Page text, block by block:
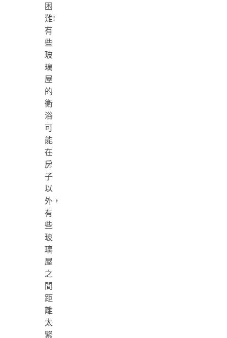
困
難!
有
些
玻
璃
屋
的
衛
浴
可
能
在
房
子
以
外，
有
些
玻
璃
屋
之
間
距
離
太
緊